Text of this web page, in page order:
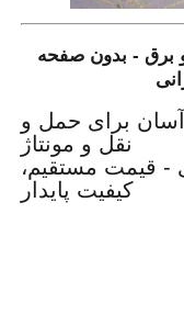
و برق - بدون صفحه
برای حمل و
نقل و مونتاژ
- قیمت مستقیم،
کیفیت پایدار